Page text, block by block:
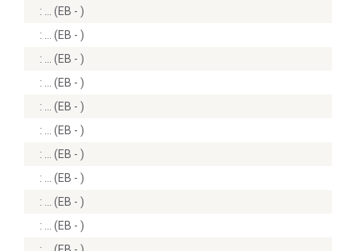
:
(EB - )
:
(EB - )
:
(EB - )
:
(EB - )
:
(EB - )
:
(EB - )
:
(EB - )
:
(EB - )
:
(EB - )
:
(EB - )